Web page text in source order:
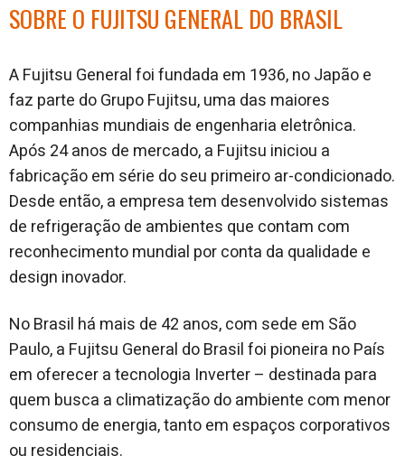
SOBRE O FUJITSU GENERAL DO BRASIL
A Fujitsu General foi fundada em 1936, no Japão e
faz parte do Grupo Fujitsu, uma das maiores
companhias mundiais de engenharia eletrônica.
Após 24 anos de mercado, a Fujitsu iniciou a
fabricação em série do seu primeiro ar-condicionado.
Desde então, a empresa tem desenvolvido sistemas
de refrigeração de ambientes que contam com
reconhecimento mundial por conta da qualidade e
design inovador.
No Brasil há mais de 42 anos, com sede em São
Paulo, a Fujitsu General do Brasil foi pioneira no País
em oferecer a tecnologia Inverter – destinada para
quem busca a climatização do ambiente com menor
consumo de energia, tanto em espaços corporativos
ou residenciais.